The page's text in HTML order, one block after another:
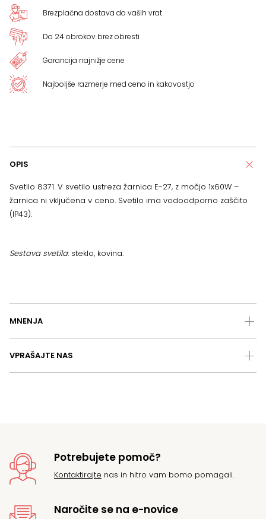
Brezplačna dostava do vaših vrat
Do 24 obrokov brez obresti
Garancija najnižje cene
Najboljše razmerje med ceno in kakovostjo
OPIS
Svetilo 8371. V svetilo ustreza žarnica E-27, z močjo 1x60W –
žarnica ni vključena v ceno. Svetilo ima vodoodporno zaščito
(IP43).
Sestava svetila: steklo, kovina.
MNENJA
VPRAŠAJTE NAS
Potrebujete pomoč?
Kontaktirajte nas in hitro vam bomo pomagali.
Naročite se na e-novice